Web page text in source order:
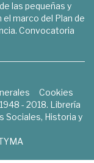
las pequeñas y
marco del Plan de
Convocatoria
Cookies
- 2018. Librería
Sociales, Historia y